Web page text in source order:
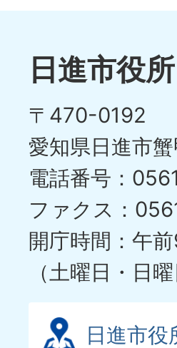
イ
目
の
ス
ラ
イ
ド
日進市役所
〒470-0192
愛知県日進市
電話番号：
ファクス：
開庁時間：午
（土曜日・日
日進市役